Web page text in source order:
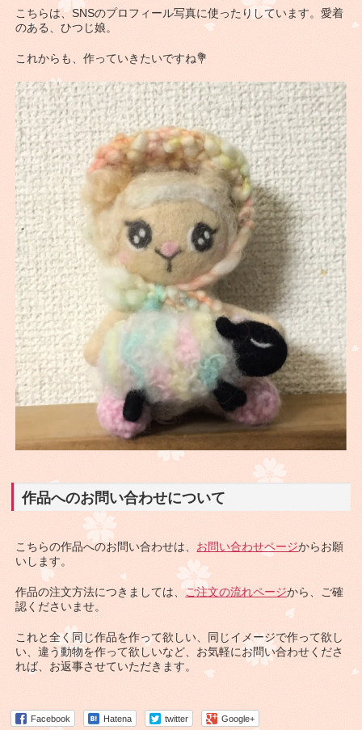
こちらは、SNSのプロフィール写真に使ったりしています。愛着
のある、ひつじ娘。
これからも、作っていきたいですね💐
作品へのお問い合わせについて
こちらの作品へのお問い合わせは、 お問い合わせページからお願
いします。
作品の注文方法につきましては、ご注文の流れページから、ご確
認くださいませ。
これと全く同じ作品を作って欲しい、同じイメージで作って欲し
い、違う動物を作って欲しいなど、お気軽にお問い合わせくださ
れば、お返事させていただきます。
Facebook Hatena twitter Google+